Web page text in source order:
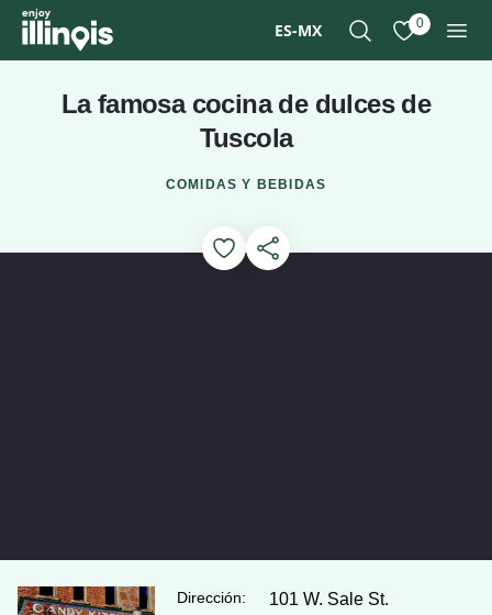
Ir al contenido principal
ES-MX 0
La famosa cocina de dulces de
Tuscola
COMIDAS Y BEBIDAS
Add to Favorites
Compartir esta página
Ver el vídeo: Reproducir
Dirección:
101 W. Sale St.